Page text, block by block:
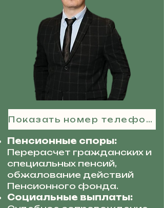
Показать номер телефона
Пенсионные споры:
Перерасчет гражданских и
специальных пенсий,
обжалование действий
Пенсионного фонда.
Социальные выплаты: